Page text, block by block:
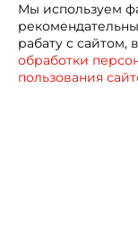
Мы используем
рабату с сайтом,
обработки
пользования